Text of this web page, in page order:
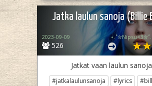
Jatka laulun sanoja (Billie
526
2023-09-09
Jatkat vaan laulun
#jatkalaulunsanoja #lyrics